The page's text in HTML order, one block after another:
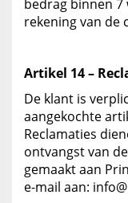
bedrag binnen
rekening van de
Artikel 14 –
De klant is
aangekochte
Reclamaties
ontvangst van
gemaakt aan
e-mail aan: